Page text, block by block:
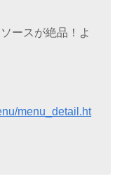
ースが絶品！よ
menu_detail.ht